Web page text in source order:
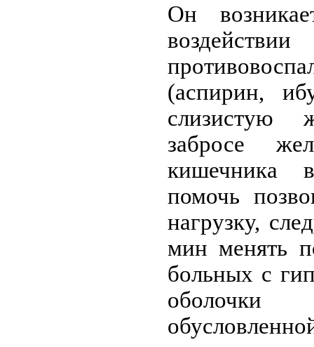
Он
(аспирин,
слизистую
забросе
кишечника
помочь
нагрузку,
мин менять
больных с